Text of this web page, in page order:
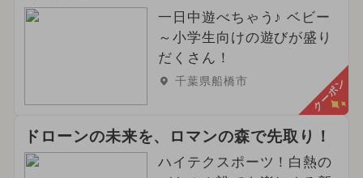
一日中遊べちゃう♪ ベビー
～小学生向けの遊びが盛り
だくさん！
千葉県船橋市 クーポン
ドローンの未来を、ロマンの森で先取り！
ハイテクスポーツ！白熱の